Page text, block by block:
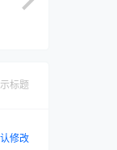
标题
修改